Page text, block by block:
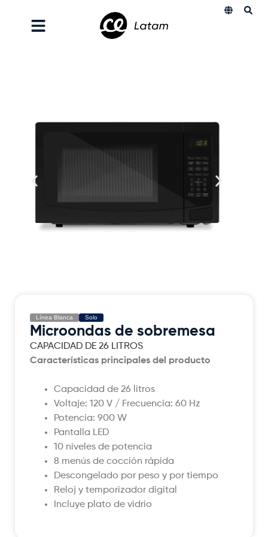
Línea Blanca Solo
Microondas de sobremesa
CAPACIDAD DE 26 LITROS
Características principales del producto
Capacidad de 26 litros
Voltaje: 120 V / Frecuencia: 60 Hz
Potencia: 900 W
Pantalla LED
10 niveles de potencia
8 menús de cocción rápida
Descongelado por peso y por tiempo
Reloj y temporizador digital
Incluye plato de vidrio